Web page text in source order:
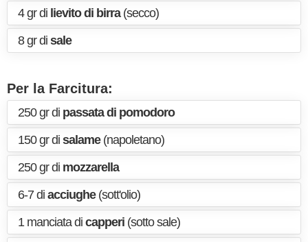
4 gr di lievito di birra(secco)
8 gr di sale
Per la Farcitura:
250 gr di passata di pomodoro
150 gr di salame(napoletano)
250 gr di mozzarella
6-7 di acciughe(sott'olio)
1 manciata di capperi (sotto sale)